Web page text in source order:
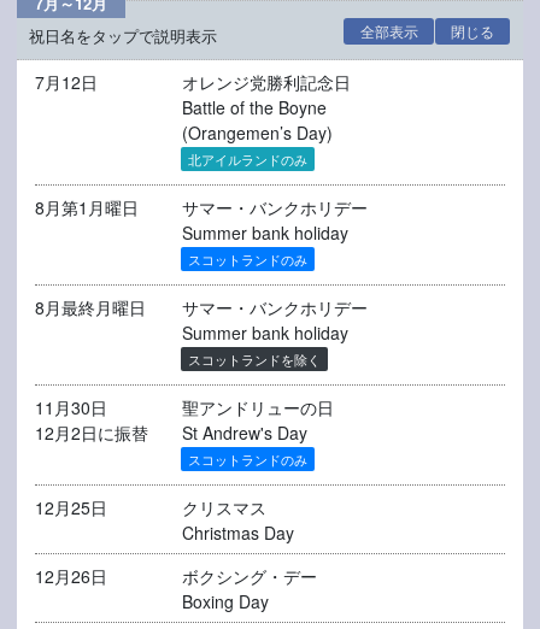
祝日名をタップで説明表示
全部表示 閉じる
7月12日
オレンジ党勝利記念日
Battle of the Boyne
(Orangemen’s Day)
北アイルランドのみ
8月第1月曜日
サマー・バンクホリデー
Summer bank holiday
スコットランドのみ
8月最終月曜日
サマー・バンクホリデー
Summer bank holiday
スコットランドを除く
11月30日
12月2日に振替
聖アンドリューの日
St Andrew's Day
スコットランドのみ
12月25日
クリスマス
Christmas Day
12月26日
ボクシング・デー
Boxing Day